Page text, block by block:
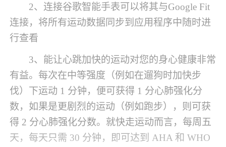
2、连接谷歌智能手表可以将其与Google Fit
连接，将所有运动数据同步到应用程序中随时进
行查看
3、能让心跳加快的运动对您的身心健康非常
有益。每次在中等强度（例如在遛狗时加快步
伐）下运动 1 分钟，便可获得 1 分心肺强化分
数，如果是更剧烈的运动（例如跑步），则可获
得 2 分心肺强化分数。就快走运动而言，每周五
天，每天只需 30 分钟，即可达到 AHA 和 WHO